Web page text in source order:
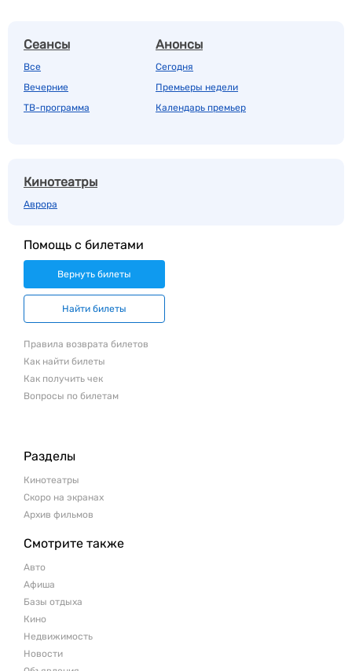
Сеансы
Все
Вечерние
ТВ-программа
Анонсы
Сегодня
Премьеры недели
Календарь премьер
Кинотеатры
Аврора
Помощь с билетами
Вернуть билеты
Найти билеты
Правила возврата билетов
Как найти билеты
Как получить чек
Вопросы по билетам
Разделы
Кинотеатры
Скоро на экранах
Архив фильмов
Смотрите также
Авто
Афиша
Базы отдыха
Кино
Недвижимость
Новости